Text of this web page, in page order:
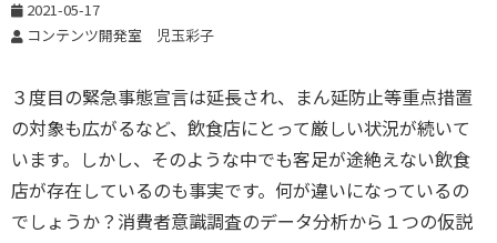
2021-05-17
コンテンツ開発室 児玉彩子
３度目の緊急事態宣言は延長され、まん延防止等重点措置
の対象も広がるなど、飲食店にとって厳しい状況が続いて
います。しかし、そのような中でも客足が途絶えない飲食
店が存在しているのも事実です。何が違いになっているの
でしょうか？消費者意識調査のデータ分析から１つの仮説